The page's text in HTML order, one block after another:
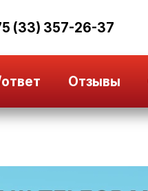
(33) 357-26-37
Отзывы